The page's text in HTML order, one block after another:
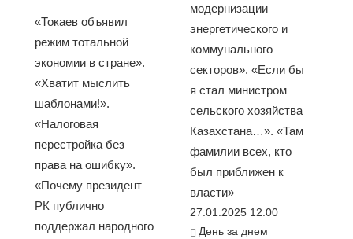
«Токаев объявил
режим тотальной
экономии в стране».
«Хватит мыслить
шаблонами!».
«Налоговая
перестройка без
права на ошибку».
«Почему президент
РК публично
поддержал народного
модернизации
энергетического и
коммунального
секторов». «Если бы
я стал министром
сельского хозяйства
Казахстана…». «Там
фамилии всех, кто
был приближен к
власти»
27.01.2025 12:00
День за днем